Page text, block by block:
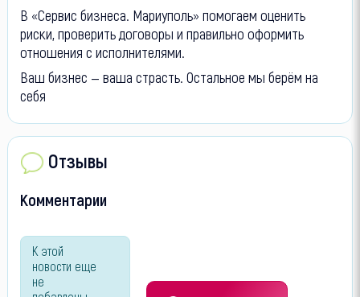
В «Сервис бизнеса. Мариуполь» помогаем оценить
риски, проверить договоры и правильно оформить
отношения с исполнителями.
Ваш бизнес — ваша страсть. Остальное мы берём на
себя
Отзывы
Комментарии
К этой
новости еще
не